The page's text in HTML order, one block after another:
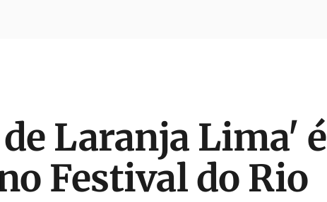
Laranja Lima' é
Festival do Rio